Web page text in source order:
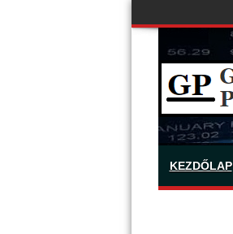
KEZDŐLAP